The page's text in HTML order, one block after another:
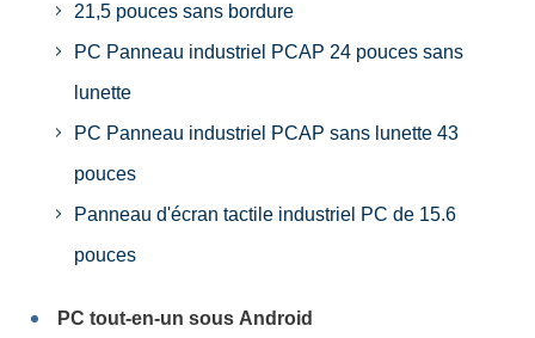
21,5 pouces sans bordure
PC Panneau industriel PCAP 24 pouces sans
lunette
PC Panneau industriel PCAP sans lunette 43
pouces
Panneau d'écran tactile industriel PC de 15.6
pouces
PC tout-en-un sous Android